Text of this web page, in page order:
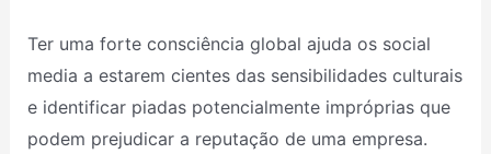
Ter uma forte consciência global ajuda os social
media a estarem cientes das sensibilidades culturais
e identificar piadas potencialmente impróprias que
podem prejudicar a reputação de uma empresa.